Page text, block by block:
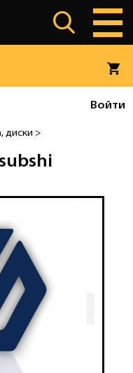
Войти
диски >